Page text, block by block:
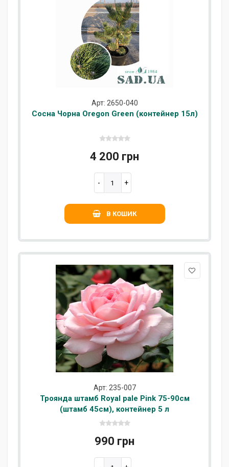
Арт: 2650-040
Сосна Чорна Oregon Green (контейнер 15л)
4 200 грн
В КОШИК
Арт: 235-007
Троянда штамб Royal pale Pink 75-90см
(штамб 45см), контейнер 5 л
990 грн